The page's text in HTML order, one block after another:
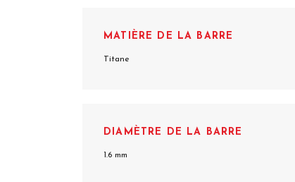
MATIÈRE DE LA BARRE
Titane
DIAMÈTRE DE LA BARRE
1.6 mm